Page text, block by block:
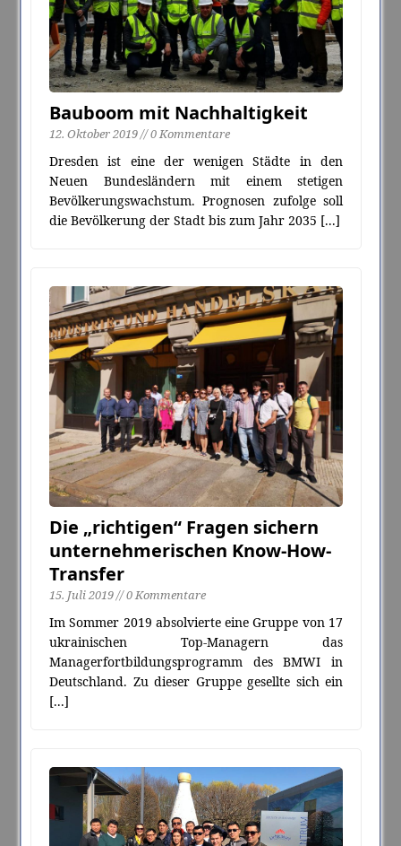
Bauboom mit Nachhaltigkeit
12. Oktober 2019 // 0 Kommentare
Dresden ist eine der wenigen Städte in den
Neuen Bundesländern mit einem stetigen
Bevölkerungswachstum. Prognosen zufolge soll
die Bevölkerung der Stadt bis zum Jahr 2035 [...]
Die „richtigen“ Fragen sichern
unternehmerischen Know-How-
Transfer
15. Juli 2019 // 0 Kommentare
Im Sommer 2019 absolvierte eine Gruppe von 17
ukrainischen Top-Managern das
Managerfortbildungsprogramm des BMWI in
Deutschland. Zu dieser Gruppe gesellte sich ein
[...]